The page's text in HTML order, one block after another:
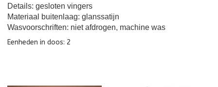
Details: gesloten vingers
Materiaal buitenlaag: glanssatijn
Wasvoorschriften: niet afdrogen, machine was
Eenheden in doos: 2